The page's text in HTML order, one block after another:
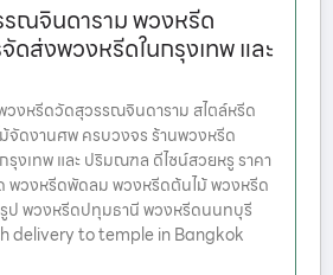
ณจินดาราม พวงหรีด
ดส่งพวงหรีดในกรุงเทพ และ
งหรีดวัดสุวรรณจินดาราม สไตล์หรีด
จัดงานศพ ครบวงจร ร้านพวงหรีด
งเทพ และ ปริมณฑล ดีไซน์สวยหรู ราคา
พวงหรีดพัดลม พวงหรีดต้นไม้ พวงหรีด
รูป พวงหรีดปทุมธานี พวงหรีดนนทบุรี
delivery to temple in Bangkok